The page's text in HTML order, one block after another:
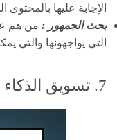
الإجابة عليها
بحث الجمهور : من هم
التي يواجهونها والتي
7. تسويق الذكاء الاصطناعي